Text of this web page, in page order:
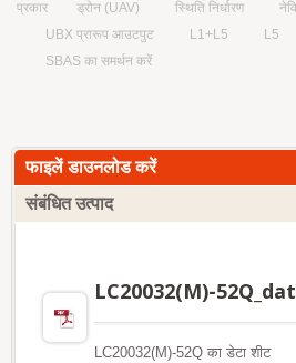
प्रकार ड्रोन (UAV) स्थिति निर्धारण
UBX प्रारूप आउटपुट
L1+L5 L5
SBAS का समर्थन करें
फाइलें डाउनलोड करें
संबंधित उत्पाद
LC20032(M)-
LC20032(M)-52Q का डेटा शीट